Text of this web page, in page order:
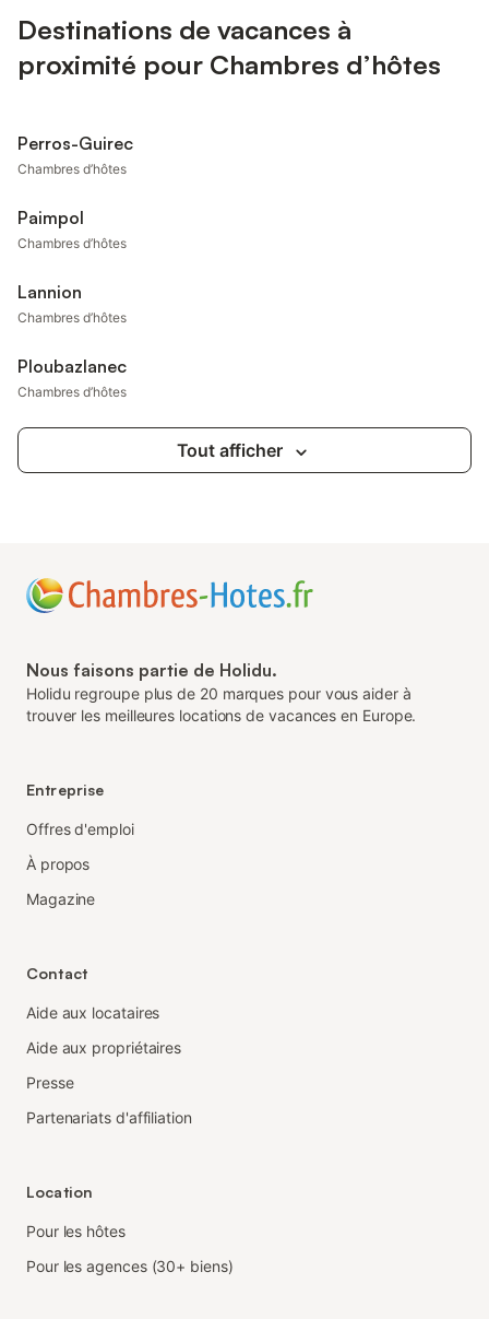
Destinations de vacances à
proximité pour Chambres d’hôtes
Perros-Guirec
Chambres d’hôtes
Paimpol
Chambres d’hôtes
Lannion
Chambres d’hôtes
Ploubazlanec
Chambres d’hôtes
Tout afficher
Nous faisons partie de Holidu.
Holidu regroupe plus de 20 marques pour vous aider à
trouver les meilleures locations de vacances en Europe.
Entreprise
Offres d'emploi
À propos
Magazine
Contact
Aide aux locataires
Aide aux propriétaires
Presse
Partenariats d'affiliation
Location
Pour les hôtes
Pour les agences (30+ biens)